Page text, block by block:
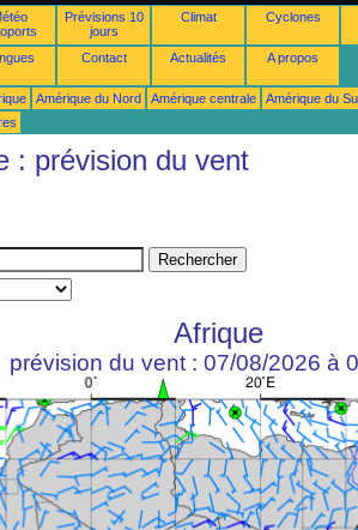
Prévisions 10
jours
Climat Cyclones
Contact Actualités A propos
Amérique du Nord Amérique centrale
Amérique du
: prévision du vent
Afrique
prévision du vent : 07/08/2026 à